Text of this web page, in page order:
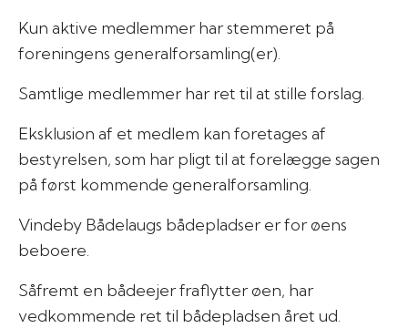
Kun aktive medlemmer har stemmeret på
foreningens generalforsamling(er).
Samtlige medlemmer har ret til at stille forslag.
Eksklusion af et medlem kan foretages af
bestyrelsen, som har pligt til at forelægge sagen
på først kommende generalforsamling.
Vindeby Bådelaugs bådepladser er for øens
beboere.
Såfremt en bådeejer fraflytter øen, har
vedkommende ret til bådepladsen året ud.